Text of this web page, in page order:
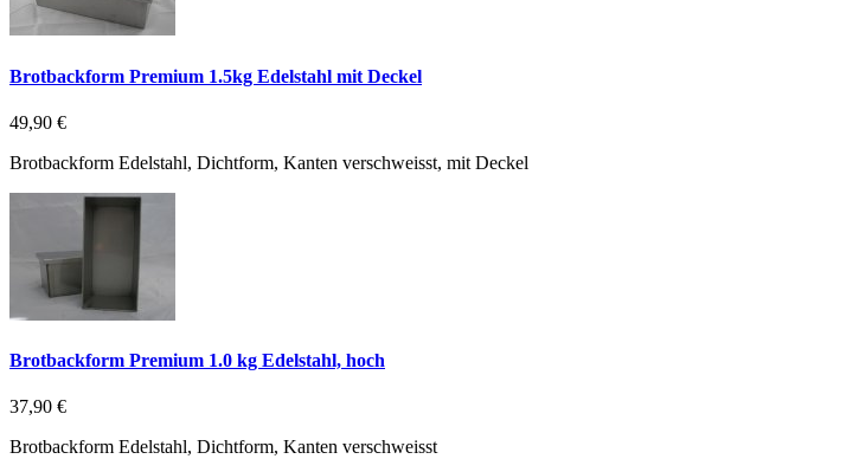
Brotbackform Premium 1.5kg Edelstahl mit Deckel
49,90 €
Brotbackform Edelstahl, Dichtform, Kanten verschweisst, mit Deckel
Brotbackform Premium 1.0 kg Edelstahl, hoch
37,90 €
Brotbackform Edelstahl, Dichtform, Kanten verschweisst